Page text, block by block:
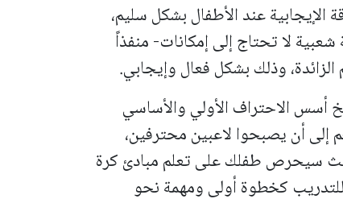
الإيجابية عند الأطفال بشكل سليم،
لا تحتاج إلى إمكانات- منفذاً
وذلك بشكل فعال وإيجابي.
أسس الاحتراف الأولي والأساسي
أن يصبحوا لاعبين محترفين،
حيث سيحرص طفلك على تعلم مبادئ كرة
كخطوة أولى ومهمة نحو